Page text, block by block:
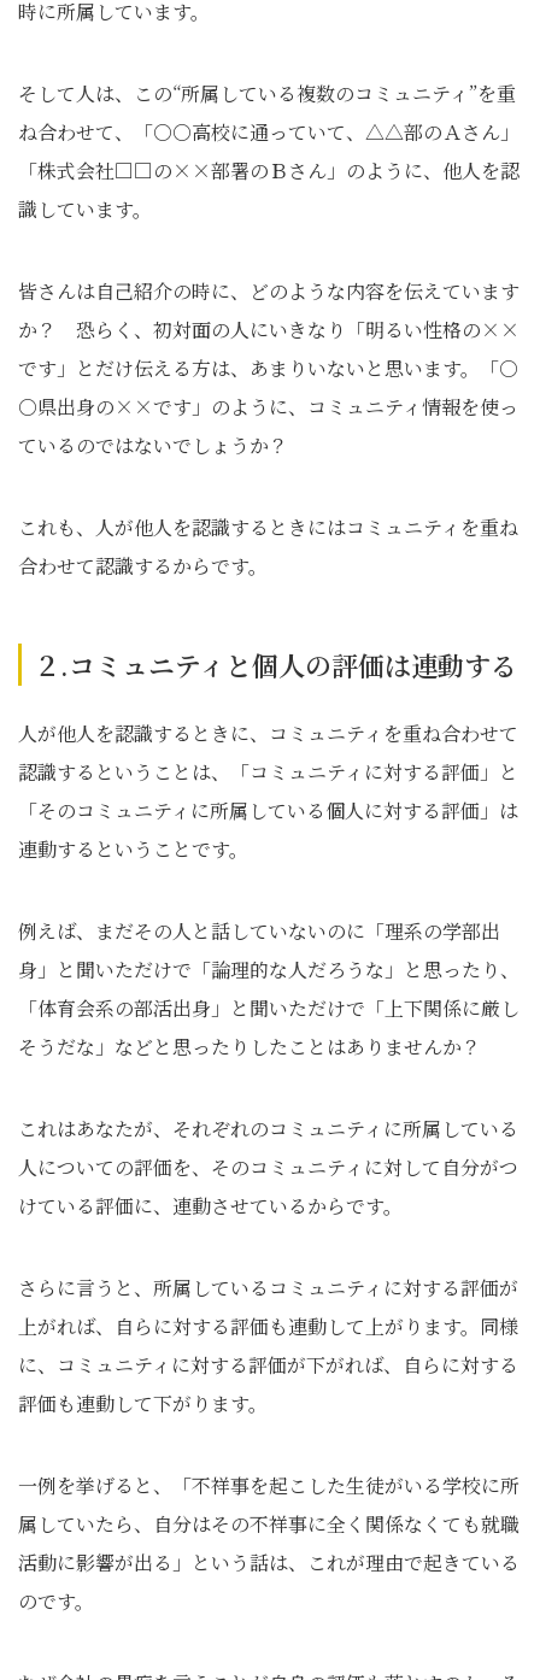
時に所属しています。
そして人は、この“所属している複数のコミュニティ”を重
ね合わせて、「○○高校に通っていて、△△部のＡさん」
「株式会社□□の××部署のＢさん」のように、他人を認
識しています。
皆さんは自己紹介の時に、どのような内容を伝えています
か？ 恐らく、初対面の人にいきなり「明るい性格の××
です」とだけ伝える方は、あまりいないと思います。「○
○県出身の××です」のように、コミュニティ情報を使っ
ているのではないでしょうか？
これも、人が他人を認識するときにはコミュニティを重ね
合わせて認識するからです。
２.コミュニティと個人の評価は連動する
人が他人を認識するときに、コミュニティを重ね合わせて
認識するということは、「コミュニティに対する評価」と
「そのコミュニティに所属している個人に対する評価」は
連動するということです。
例えば、まだその人と話していないのに「理系の学部出
身」と聞いただけで「論理的な人だろうな」と思ったり、
「体育会系の部活出身」と聞いただけで「上下関係に厳し
そうだな」などと思ったりしたことはありませんか？
これはあなたが、それぞれのコミュニティに所属している
人についての評価を、そのコミュニティに対して自分がつ
けている評価に、連動させているからです。
さらに言うと、所属しているコミュニティに対する評価が
上がれば、自らに対する評価も連動して上がります。同様
に、コミュニティに対する評価が下がれば、自らに対する
評価も連動して下がります。
一例を挙げると、「不祥事を起こした生徒がいる学校に所
属していたら、自分はその不祥事に全く関係なくても就職
活動に影響が出る」という話は、これが理由で起きている
のです。